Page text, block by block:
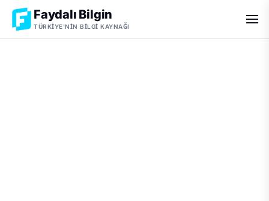
Faydalı Bilgin
TÜRKIYE'NIN BILGI KAYNAĞI